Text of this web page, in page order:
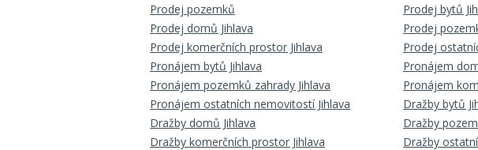
Prodej pozemků
Prodej bytů
Prodej domů Jihlava
Prodej
Prodej komerčních prostor Jihlava
Prodej
Pronájem bytů Jihlava
Pronájem
Pronájem pozemků zahrady Jihlava
Pronájem
Pronájem ostatních nemovitostí Jihlava
Dražby bytů
Dražby domů Jihlava
Dražby
Dražby komerčních prostor Jihlava
Dražby